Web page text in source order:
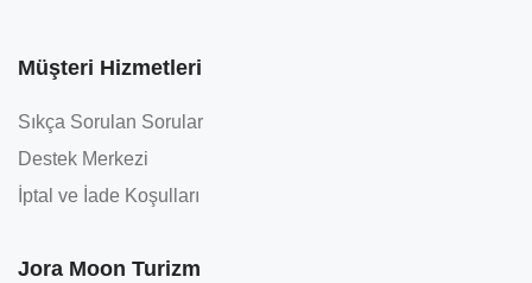
Müşteri Hizmetleri
Sıkça Sorulan Sorular
Destek Merkezi
İptal ve İade Koşulları
Jora Moon Turizm